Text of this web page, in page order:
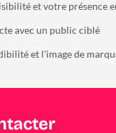
et votre présence
avec un public ciblé
et l'image de